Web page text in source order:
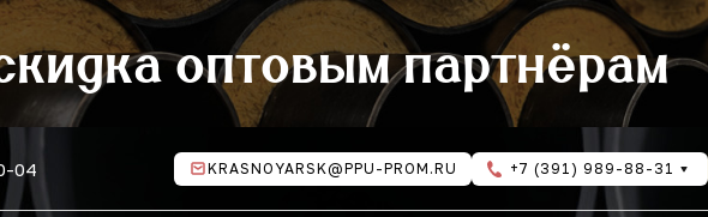
оптовым партнёрам
04 KRASNOYARSK@PPU-PROM.RU +7 (391) 989-88-31